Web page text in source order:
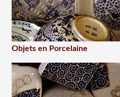
Objets en Porcelaine